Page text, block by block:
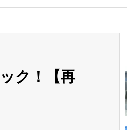
ク！【再